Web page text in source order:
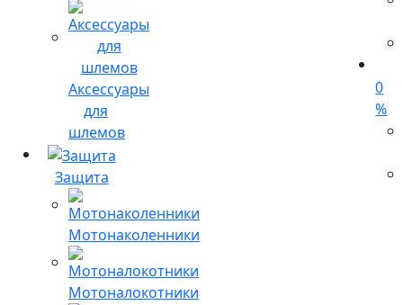
Аксессуары
для
шлемов
Защита
Мотонаколенники
Мотоналокотники
0
%